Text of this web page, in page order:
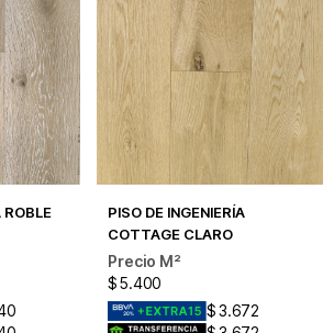
ROBLE
PISO DE INGENIERÍA
COTTAGE CLARO
$ 5.400
$ 3.672